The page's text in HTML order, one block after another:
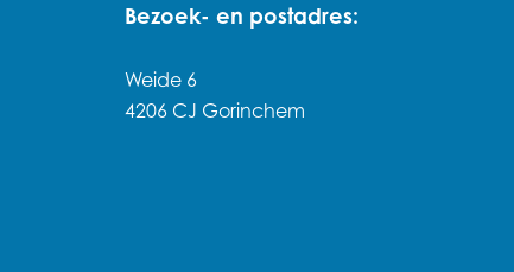
Bezoek- en postadres:
Weide 6
4206 CJ Gorinchem